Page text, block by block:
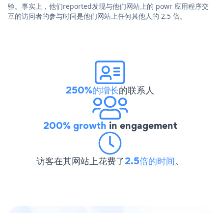
验。事实上，他们reported发现与他们网站上的 powr 应用程序交
互的访问者的参与时间是他们网站上任何其他人的 2.5 倍。
250%的增长的联系人
200% growth in engagement
访客在其网站上花费了2.5倍的时间。